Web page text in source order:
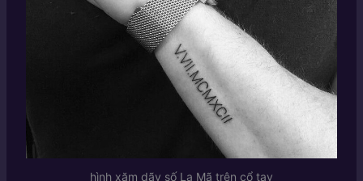
hình xăm dãy số La Mã trên cổ tay